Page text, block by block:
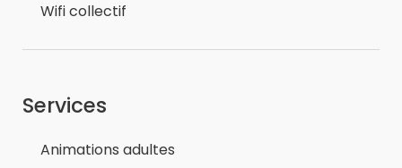
Wifi collectif
Services
Animations adultes